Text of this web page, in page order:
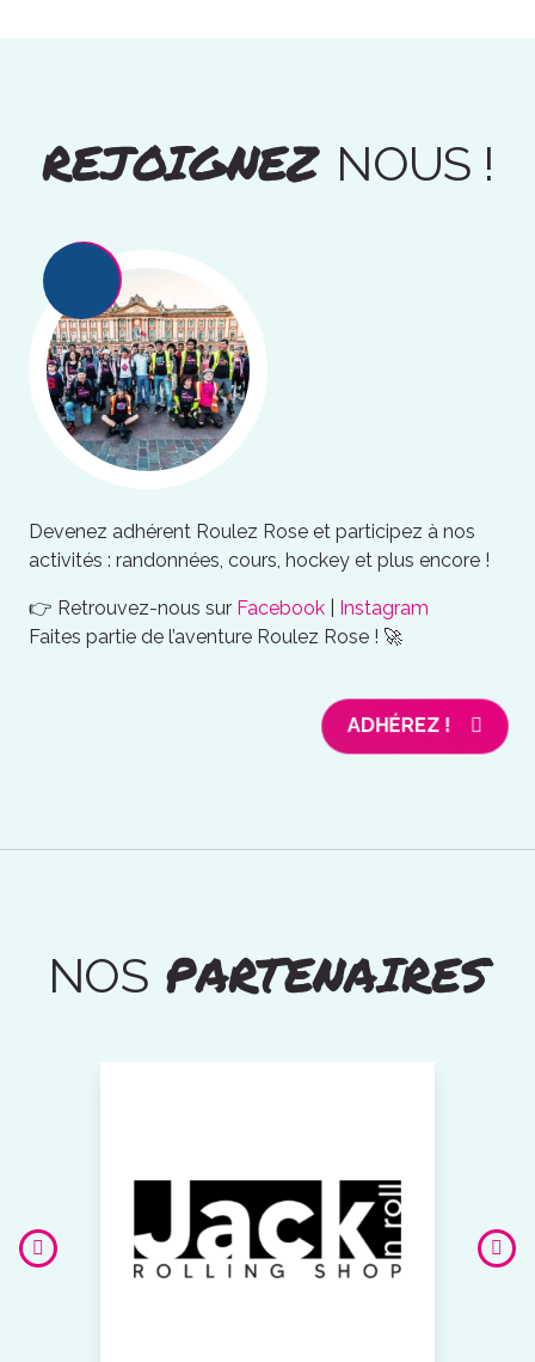
REJOIGNEZ NOUS !
Devenez adhérent Roulez Rose et participez à nos
activités : randonnées, cours, hockey et plus encore !
👉 Retrouvez-nous sur Facebook
Instagram
Faites partie de l’aventure Roulez Rose ! 🚀
ADHÉREZ !
NOSPARTENAIRES